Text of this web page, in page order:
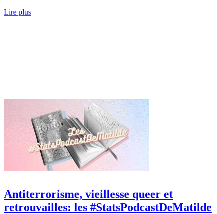
Lire plus
Antiterrorisme, vieillesse queer et
retrouvailles: les #StatsPodcastDeMatilde